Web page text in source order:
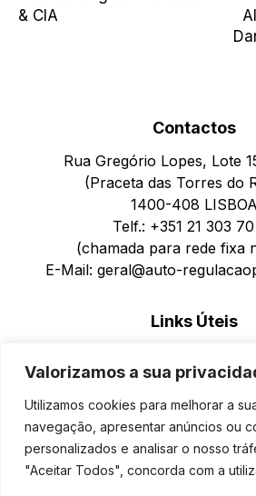
Valorizamos a sua
Utilizamos cookies para melhorar a
navegação, apresentar anúncios ou
personalizados e analisar o nosso
"Aceitar Todos", concorda com a
& CIA
Contactos
Rua Gregório Lopes, Lote
(Praceta das Torres do
1400-408 LISBOA
Telf.: +351 21 303
(chamada para rede fixa
E-Mail: geral@auto-
Links Úteis
Política de
Formulário de Reclamações para
Reclamações Online
©Auto Regulação